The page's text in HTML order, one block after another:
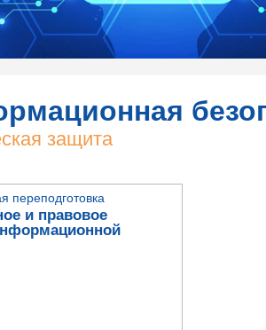
защита
и правовое
переподготовка